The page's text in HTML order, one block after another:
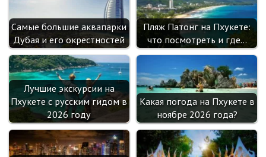
Самые большие аквапарки
Дубая и его окрестностей
Пляж Патонг на Пхукете:
что посмотреть и где…
Лучшие экскурсии на
Пхукете с русским гидом в
2026 году
Какая погода на Пхукете в
ноябре 2026 года?